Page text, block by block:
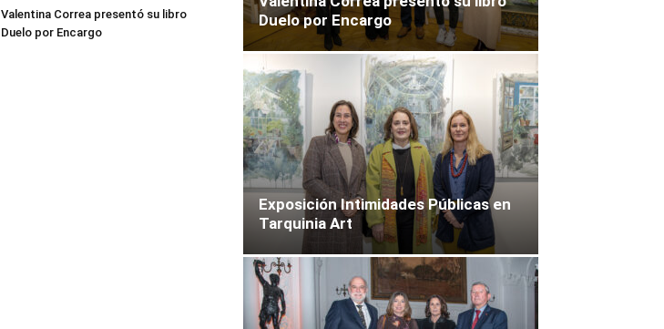
Valentina Correa presentó su libro
Duelo por Encargo
Duelo por Encargo
Exposición Intimidades Públicas en
Tarquinia Art